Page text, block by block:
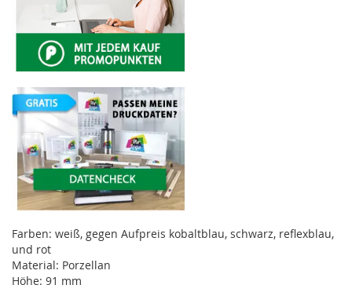
Farben: weiß, gegen Aufpreis kobaltblau, schwarz, reflexblau,
und rot
Material: Porzellan
Höhe: 91 mm